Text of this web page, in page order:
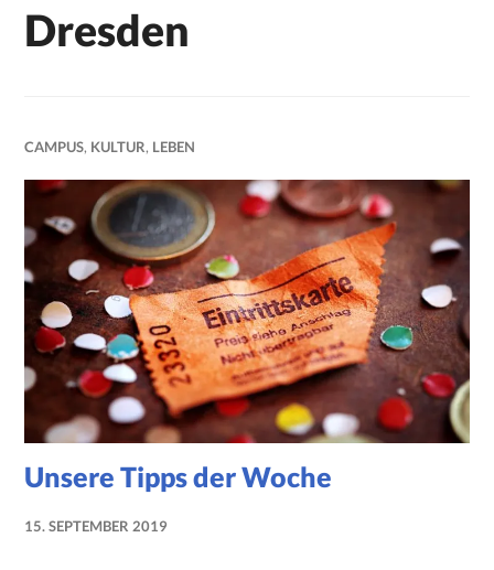
Dresden
CAMPUS, KULTUR, LEBEN
Unsere Tipps der Woche
15. SEPTEMBER 2019